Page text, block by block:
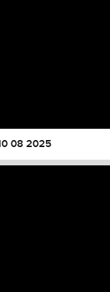
08 2025